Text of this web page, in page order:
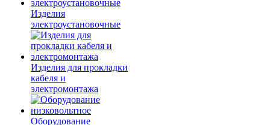
Изделия
электроустановочные
Изделия для прокладки
кабеля и
электромонтажа
Оборудование